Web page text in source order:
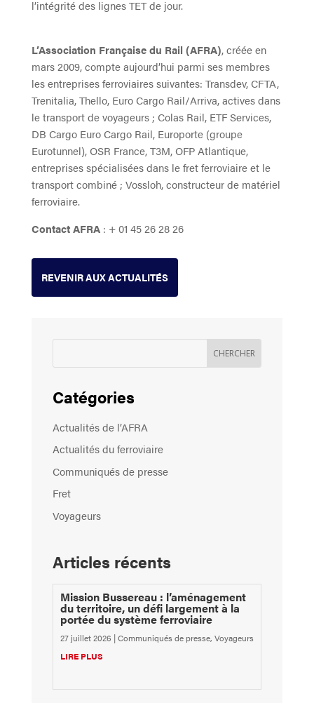
l’intégrité des lignes TET de jour.
L’Association Française du Rail (AFRA), créée en
mars 2009, compte aujourd’hui parmi ses membres
les entreprises ferroviaires suivantes: Transdev, CFTA,
Trenitalia, Thello, Euro Cargo Rail/Arriva, actives dans
le transport de voyageurs ; Colas Rail, ETF Services,
DB Cargo Euro Cargo Rail, Europorte (groupe
Eurotunnel), OSR France, T3M, OFP Atlantique,
entreprises spécialisées dans le fret ferroviaire et le
transport combiné ; Vossloh, constructeur de matériel
ferroviaire.
Contact AFRA: + 01 45 26 28 26
REVENIR AUX ACTUALITÉS
Catégories
Actualités de l’AFRA
Actualités du ferroviaire
Communiqués de presse
Fret
Voyageurs
Articles récents
Mission Bussereau : l’aménagement
du territoire, un défi largement à la
portée du système ferroviaire
27 juillet 2026 |Communiqués de presse, Voyageurs
LIRE PLUS